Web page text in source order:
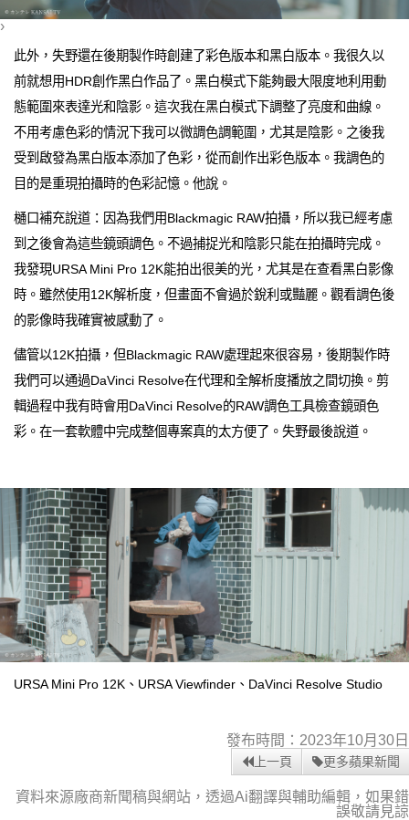
›
此外，失野還在後期製作時創建了彩色版本和黑白版本。我很久以
前就想用HDR創作黑白作品了。黑白模式下能夠最大限度地利用動
態範圍來表達光和陰影。這次我在黑白模式下調整了亮度和曲線。
不用考慮色彩的情況下我可以微調色調範圍，尤其是陰影。之後我
受到啟發為黑白版本添加了色彩，從而創作出彩色版本。我調色的
目的是重現拍攝時的色彩記憶。他說。
樋口補充說道：因為我們用Blackmagic RAW拍攝，所以我已經考慮
到之後會為這些鏡頭調色。不過捕捉光和陰影只能在拍攝時完成。
我發現URSA Mini Pro 12K能拍出很美的光，尤其是在查看黑白影像
時。雖然使用12K解析度，但畫面不會過於銳利或豔麗。觀看調色後
的影像時我確實被感動了。
儘管以12K拍攝，但Blackmagic RAW處理起來很容易，後期製作時
我們可以通過DaVinci Resolve在代理和全解析度播放之間切換。剪
輯過程中我有時會用DaVinci Resolve的RAW調色工具檢查鏡頭色
彩。在一套軟體中完成整個專案真的太方便了。失野最後說道。
URSA Mini Pro 12K、URSA Viewfinder、DaVinci Resolve Studio
發布時間：2023年10月30日
上一頁 更多蘋果新聞
資料來源廠商新聞稿與網站，透過Ai翻譯與輔助編輯，如果錯
誤敬請見諒